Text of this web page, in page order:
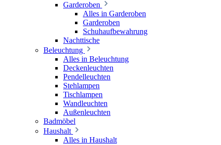
Garderoben
Alles in Garderoben
Garderoben
Schuhaufbewahrung
Nachttische
Beleuchtung
Alles in Beleuchtung
Deckenleuchten
Pendelleuchten
Stehlampen
Tischlampen
Wandleuchten
Außenleuchten
Badmöbel
Haushalt
Alles in Haushalt